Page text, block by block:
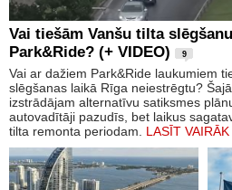
Vai tiešām Vanšu tilta
Park&Ride? (+ VIDEO)
9
Vai ar dažiem Park&Ride laukumiem
slēgšanas laikā Rīga neiestrēgtu?
izstrādājam alternatīvu satiksmes
autovadītāji pazudīs, bet laikus
tilta remonta periodam. LASĪT VAIRĀK